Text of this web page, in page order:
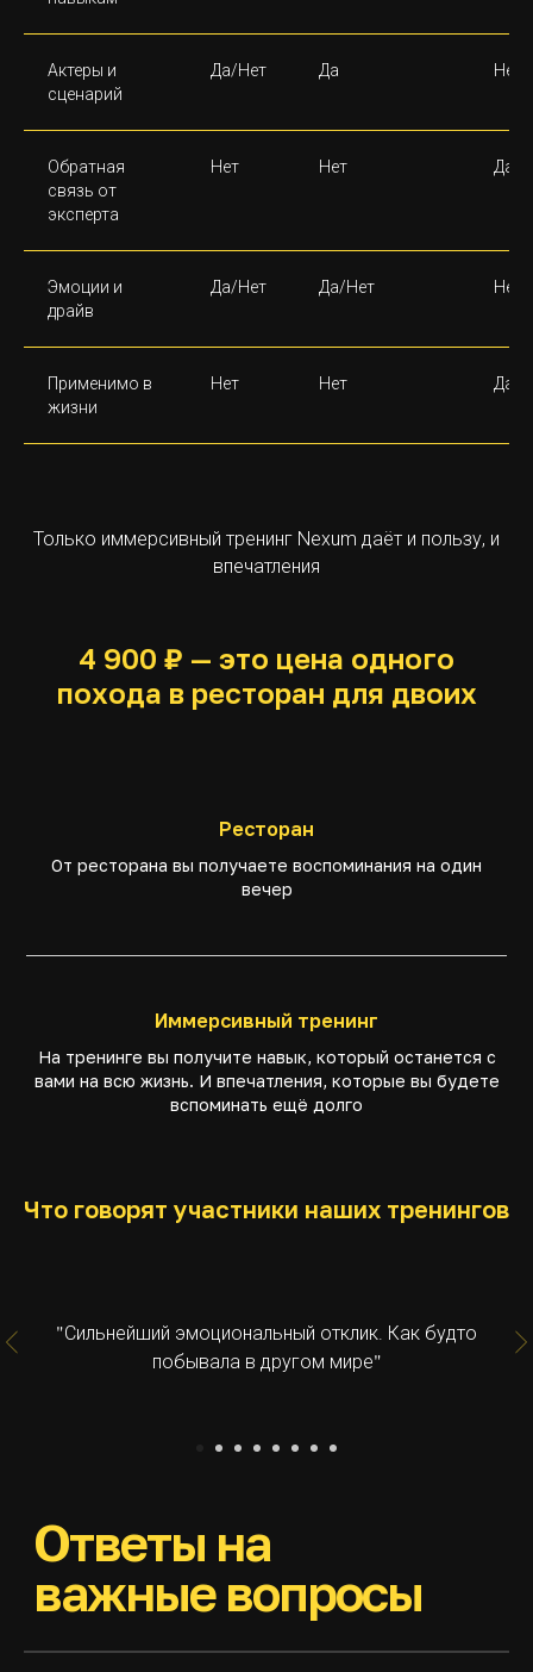
Актеры и
сценарий
Да/Нет Да Нет
Обратная
связь от
эксперта
Нет Нет Да/
Эмоции и
драйв
Да/Нет Да/Нет Нет
Применимо в
жизни
Нет Нет Да/
Только иммерсивный тренинг Nexum даёт и пользу, и
впечатления
4 900 ₽ — это цена одного
похода в ресторан для двоих
Ресторан
От ресторана вы получаете воспоминания на один
вечер
Иммерсивный тренинг
На тренинге вы получите навык, который останется с
вами на всю жизнь. И впечатления, которые вы будете
вспоминать ещё долго
Что говорят участники наших тренингов
"Сильнейший эмоциональный отклик. Как будто
побывала в другом мире"